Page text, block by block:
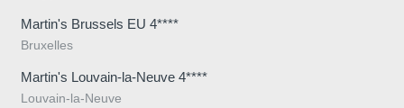
Martin's Brussels EU 4****
Bruxelles
Martin's Louvain-la-Neuve 4****
Louvain-la-Neuve